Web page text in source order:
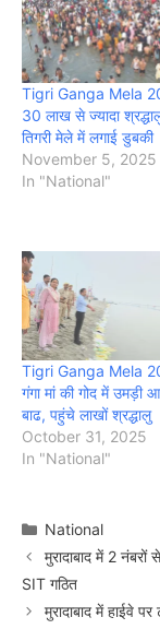
Tigri Ganga Mela
30 लाख से ज्यादा
तिगरी मेले में लगाई डुबकी
November 5, 2025
In "National"
Tigri Ganga Mela
गंगा मां की गोद में उमड़ी
बाढ, पहुंचे लाखों श्रद्धालु
October 31, 2025
In "National"
Categories
National
मुरादाबाद में 2
SIT गठित
मुरादाबाद में हाईवे